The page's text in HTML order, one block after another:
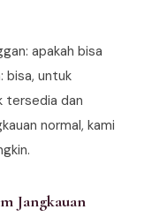
apakah bisa
bisa, untuk
tersedia dan
normal, kami
Jangkauan